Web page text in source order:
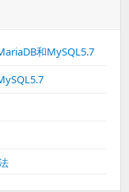
和MySQL5.7